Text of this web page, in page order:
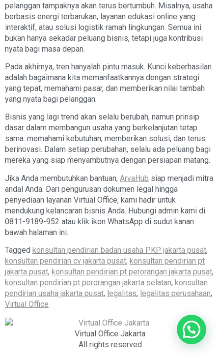
pelanggan tampaknya akan terus bertumbuh. Misalnya, usaha
berbasis energi terbarukan, layanan edukasi online yang
interaktif, atau solusi logistik ramah lingkungan. Semua ini
bukan hanya sekadar peluang bisnis, tetapi juga kontribusi
nyata bagi masa depan.
Pada akhirnya, tren hanyalah pintu masuk. Kunci keberhasilan
adalah bagaimana kita memanfaatkannya dengan strategi
yang tepat, memahami pasar, dan memberikan nilai tambah
yang nyata bagi pelanggan.
Bisnis yang lagi trend akan selalu berubah, namun prinsip
dasar dalam membangun usaha yang berkelanjutan tetap
sama: memahami kebutuhan, memberikan solusi, dan terus
berinovasi. Dalam setiap perubahan, selalu ada peluang bagi
mereka yang siap menyambutnya dengan persiapan matang.
Jika Anda membutuhkan bantuan, ArvaHub siap menjadi mitra
andal Anda. Dari pengurusan dokumen legal hingga
penyediaan layanan Virtual Office, kami hadir untuk
mendukung kelancaran bisnis Anda. Hubungi admin kami di
0811-9189-952 atau klik ikon WhatsApp di sudut kanan
bawah halaman ini.
Tagged konsultan pendirian badan usaha PKP jakarta pusat,
konsultan pendirian cv jakarta pusat, konsultan pendirian pt
jakarta pusat, konsultan pendirian pt perorangan jakarta pusat,
konsultan pendirian pt perorangan jakarta selatan, konsultan
pendirian usaha jakarta pusat, legalitas, legalitas perusahaan,
Virtual Office
Virtual Office Jakarta
All rights reserved